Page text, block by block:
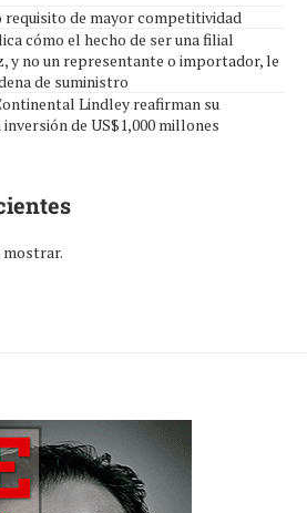
de mayor competitividad
cómo el hecho de ser una filial
y no un representante o importador, le
de suministro
Lindley reafirman su
de US$1,000 millones
mostrar.